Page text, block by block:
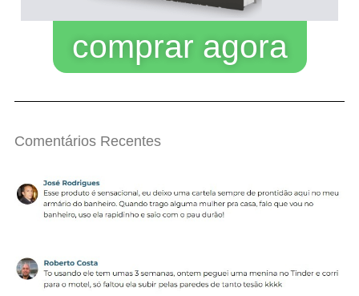
comprar agora
Comentários Recentes